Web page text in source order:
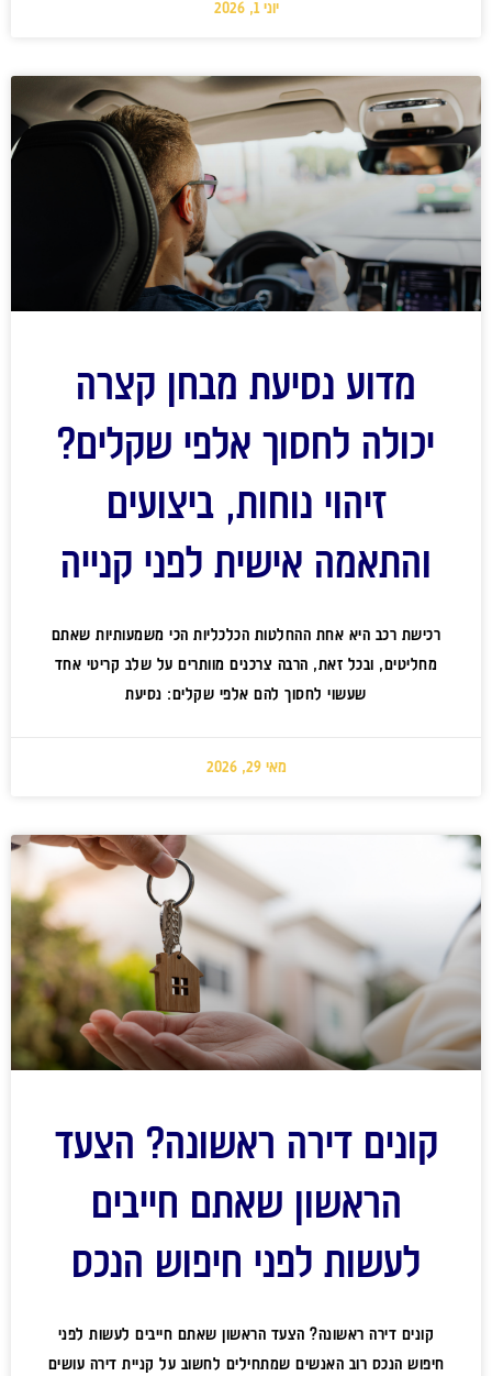
יוני 1, 2026
מדוע נסיעת מבחן קצרה
יכולה לחסוך אלפי שקלים?
זיהוי נוחות, ביצועים
והתאמה אישית לפני קנייה
רכישת רכב היא אחת ההחלטות הכלכליות הכי משמעותיות שאתם
מחליטים, ובכל זאת, הרבה צרכנים מוותרים על שלב קריטי אחד
שעשוי לחסוך להם אלפי שקלים: נסיעת
מאי 29, 2026
קונים דירה ראשונה? הצעד
הראשון שאתם חייבים
לעשות לפני חיפוש הנכס
קונים דירה ראשונה? הצעד הראשון שאתם חייבים לעשות לפני
חיפוש הנכס רוב האנשים שמתחילים לחשוב על קניית דירה עושים